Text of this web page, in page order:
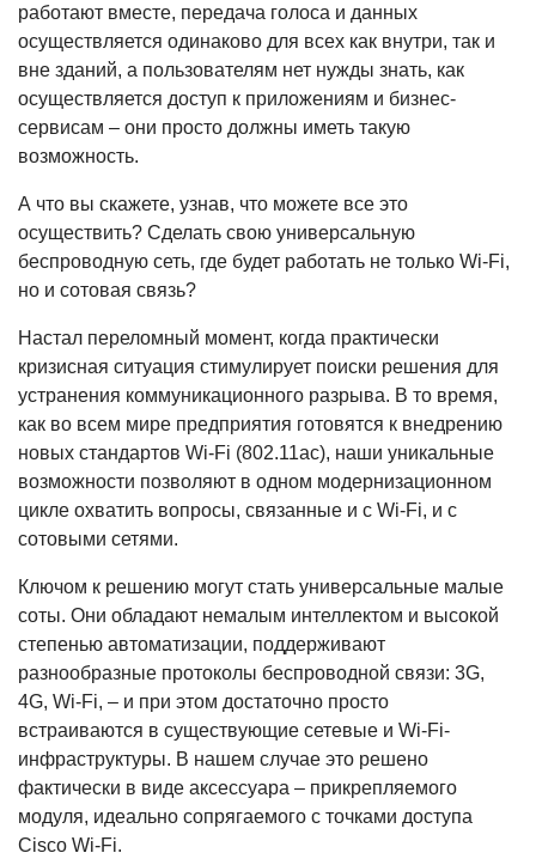
работают вместе, передача голоса и данных
осуществляется одинаково для всех как внутри, так и
вне зданий, а пользователям нет нужды знать, как
осуществляется доступ к приложениям и бизнес-
сервисам – они просто должны иметь такую
возможность.
А что вы скажете, узнав, что можете все это
осуществить? Сделать свою универсальную
беспроводную сеть, где будет работать не только Wi-Fi,
но и сотовая связь?
Настал переломный момент, когда практически
кризисная ситуация стимулирует поиски решения для
устранения коммуникационного разрыва. В то время,
как во всем мире предприятия готовятся к внедрению
новых стандартов Wi-Fi (802.11ac), наши уникальные
возможности позволяют в одном модернизационном
цикле охватить вопросы, связанные и с Wi-Fi, и с
сотовыми сетями.
Ключом к решению могут стать универсальные малые
соты. Они обладают немалым интеллектом и высокой
степенью автоматизации, поддерживают
разнообразные протоколы беспроводной связи: 3G,
4G, Wi-Fi, – и при этом достаточно просто
встраиваются в существующие сетевые и Wi-Fi-
инфраструктуры. В нашем случае это решено
фактически в виде аксессуара – прикрепляемого
модуля, идеально сопрягаемого с точками доступа
Cisco Wi-Fi.